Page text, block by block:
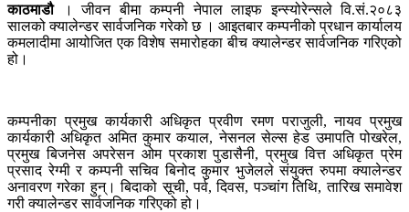
काठमाडौ। जीवन बीमा कम्पनी नेपाल लाइफ इन्स्योरेन्सले वि.सं.२०८३
सालको क्यालेन्डर सार्वजनिक गरेको छ । आइतबार कम्पनीको प्रधान कार्यालय
कमलादीमा आयोजित एक विशेष समारोहका बीच क्यालेन्डर सार्वजनिक गरिएको
हो।
कम्पनीका प्रमुख कार्यकारी अधिकृत प्रवीण रमण पराजुली, नायव प्रमुख
कार्यकारी अधिकृत अमित कुमार कयाल, नेसनल सेल्स हेड उमापति पोखरेल,
प्रमुख बिजनेस अपरेसन ओम प्रकाश पुडासैनी, प्रमुख वित्त अधिकृत प्रेम
प्रसाद रेग्मी र कम्पनी सचिव बिनोद कुमार भुजेलले संयुक्त रुपमा क्यालेन्डर
अनावरण गरेका हुन्। बिदाको सूची, पर्व, दिवस, पञ्चांग तिथि, तारिख समावेश
गरी क्यालेन्डर सार्वजनिक गरिएको हो।